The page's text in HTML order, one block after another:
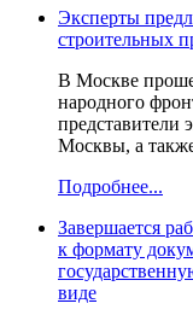
Эксперты
строительных
В Москве
народного
представители
Москвы, а
Подробнее...
Завершается
к формату
виде